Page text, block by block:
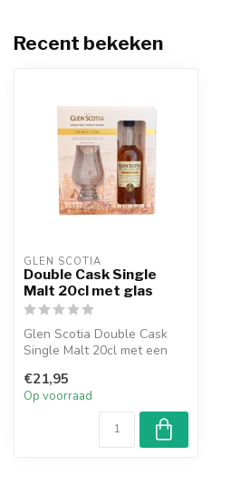
Recent bekeken
GLEN SCOTIA
Double Cask Single
Malt 20cl met glas
Glen Scotia Double Cask
Single Malt 20cl met een
cadea...
€21,95
Op voorraad